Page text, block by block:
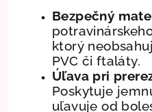
Bezpečný
ktorý
PVC či ftaláty.
Úľava pri
Poskytuje
uľavuje od